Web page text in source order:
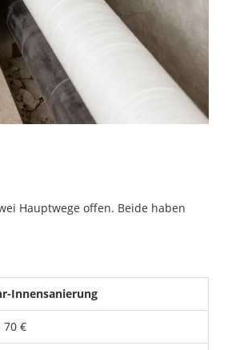
Hauptwege offen. Beide haben
Innensanierung
70 €